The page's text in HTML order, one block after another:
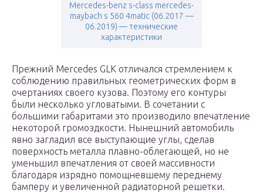
Mercedes-benz s-class mercedes-
maybach s 560 4matic (06.2017 —
06.2019) — технические
характеристики
Прежний Mercedes GLK отличался стремлением к
соблюдению правильных геометрических форм в
очертаниях своего кузова. Поэтому его контуры
были несколько угловатыми. В сочетании с
большими габаритами это производило впечатление
некоторой громоздкости. Нынешний автомобиль
явно загладил все выступающие углы, сделав
поверхность металла плавно-облегающей, но не
уменьшил впечатления от своей массивности
благодаря изрядно помощневшему переднему
бамперу и увеличенной радиаторной решетки.